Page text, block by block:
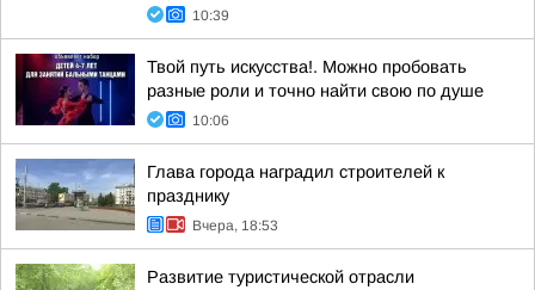
10:39
Твой путь искусства!. Можно пробовать
разные роли и точно найти свою по душе
10:06
Глава города наградил строителей к
празднику
Вчера, 18:53
Развитие туристической отрасли